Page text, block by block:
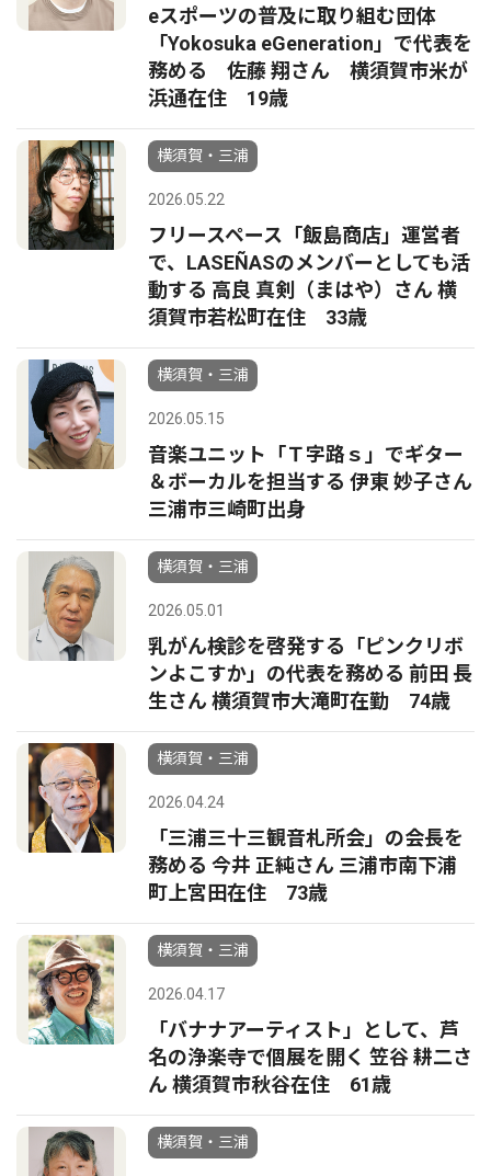
eスポーツの普及に取り組む団体
「Yokosuka eGeneration」で代表を
務める 佐藤 翔さん 横須賀市米が
浜通在住 19歳
横須賀・三浦
2026.05.22
フリースペース「飯島商店」運営者
で、LASEÑASのメンバーとしても活
動する 高良 真剣（まはや）さん 横
須賀市若松町在住 33歳
横須賀・三浦
2026.05.15
音楽ユニット「Ｔ字路ｓ」でギター
＆ボーカルを担当する 伊東 妙子さん
三浦市三崎町出身
横須賀・三浦
2026.05.01
乳がん検診を啓発する「ピンクリボ
ンよこすか」の代表を務める 前田 長
生さん 横須賀市大滝町在勤 74歳
横須賀・三浦
2026.04.24
「三浦三十三観音札所会」の会長を
務める 今井 正純さん 三浦市南下浦
町上宮田在住 73歳
横須賀・三浦
2026.04.17
「バナナアーティスト」として、芦
名の浄楽寺で個展を開く 笠谷 耕二さ
ん 横須賀市秋谷在住 61歳
横須賀・三浦